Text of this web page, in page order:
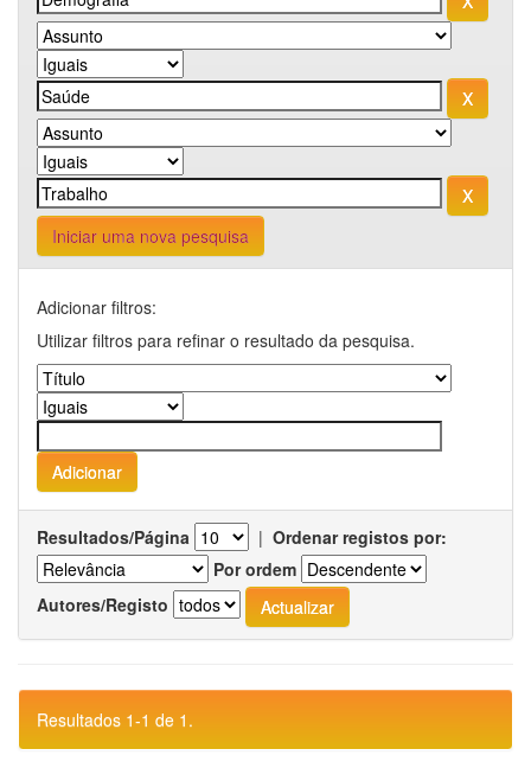
Iniciar uma nova pesquisa
Adicionar filtros:
Utilizar filtros para refinar o resultado da pesquisa.
Resultados/Página | Ordenar registos por:
Por ordem
Autores/Registo
Resultados 1-1 de 1.